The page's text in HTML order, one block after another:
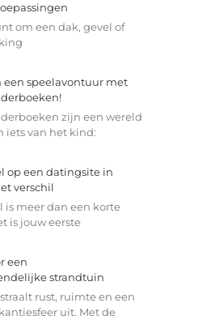
om een dak, gevel of
een speelavontuur met
zijn een wereld
iets van het kind:
op een datingsite in
verschil
is meer dan een korte
is jouw eerste
een
strandtuin
rust, ruimte en een
uit. Met de